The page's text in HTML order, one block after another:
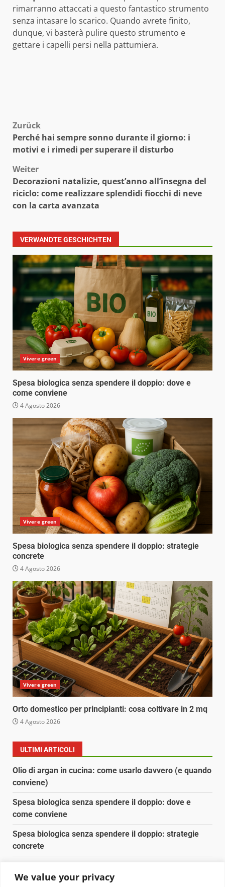
We value your privacy
rimarranno attaccati a questo fantastico strumento
senza intasare lo scarico. Quando avrete finito,
dunque, vi basterà pulire questo strumento e
gettare i capelli persi nella pattumiera.
Beitragsnavigation
Zurück
Perché hai sempre sonno durante il giorno: i
motivi e i rimedi per superare il disturbo
Weiter
Decorazioni natalizie, quest’anno all’insegna del
riciclo: come realizzare splendidi fiocchi di neve
con la carta avanzata
VERWANDTE GESCHICHTEN
Vivere green
Spesa biologica senza spendere il doppio: dove e
come conviene
4 Agosto 2026
Vivere green
Spesa biologica senza spendere il doppio: strategie
concrete
4 Agosto 2026
Vivere green
Orto domestico per principianti: cosa coltivare in 2 mq
4 Agosto 2026
ULTIMI ARTICOLI
Olio di argan in cucina: come usarlo davvero (e quando
conviene)
Spesa biologica senza spendere il doppio: dove e
come conviene
Spesa biologica senza spendere il doppio: strategie
concrete
Pulizia naturale della casa: 3 ingredienti che